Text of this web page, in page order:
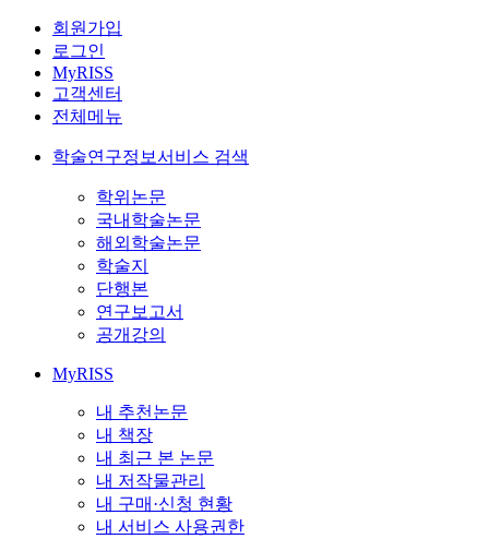
회원가입
로그인
MyRISS
고객센터
전체메뉴
학술연구정보서비스 검색
학위논문
국내학술논문
해외학술논문
학술지
단행본
연구보고서
공개강의
MyRISS
내 추천논문
내 책장
내 최근 본 논문
내 저작물관리
내 구매·신청 현황
내 서비스 사용권한